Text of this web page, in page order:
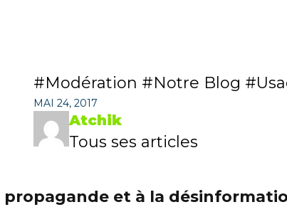
Modération Notre Blog
MAI 24, 2017
Atchik
Tous ses articles
et à la